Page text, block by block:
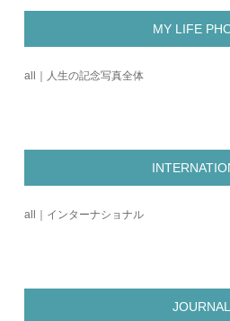
MY LIFE
all｜人生の記念写真全体
all｜インターナショナル
JOURNAL